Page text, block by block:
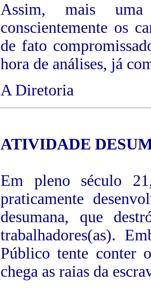
Assim, mais
conscientemente os
de fato
hora de análises, já
A Diretoria
ATIVIDADE
Em pleno século
praticamente
desumana, que
trabalhadores(as).
Público tente conter
chega as raias da